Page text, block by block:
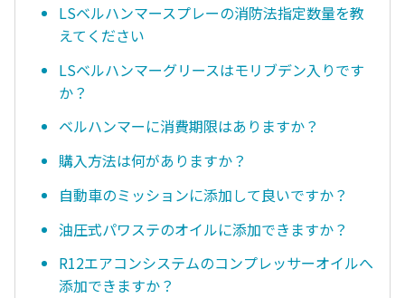
LSベルハンマースプレーの消防法指定数量を教
えてください
LSベルハンマーグリースはモリブデン入りです
か？
ベルハンマーに消費期限はありますか？
購入方法は何がありますか？
自動車のミッションに添加して良いですか？
油圧式パワステのオイルに添加できますか？
R12エアコンシステムのコンプレッサーオイルへ
添加できますか？